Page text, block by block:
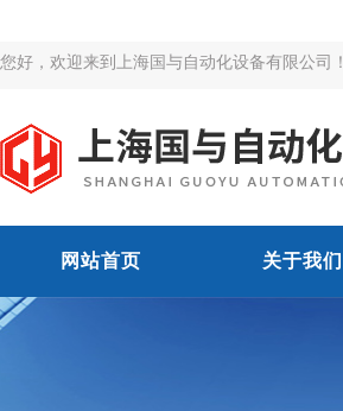
您好，欢迎来到上海国与自动化设备有限公司！
网站首页 关于我们